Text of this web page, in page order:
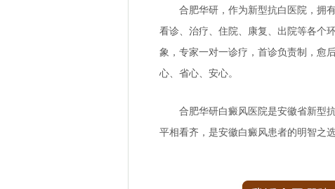
合肥华研，作为新型抗白医院，拥有
看诊、治疗、住院、康复、出院等各个
象，专家一对一诊疗，首诊负责制，愈
心、省心、安心。
合肥华研白癜风医院是安徽省新型
平相看齐，是安徽白癜风患者的明智之选